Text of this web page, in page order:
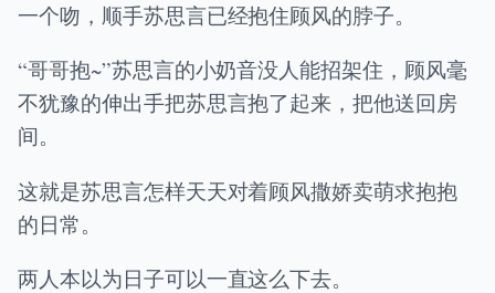
一个吻，顺手苏思言已经抱住顾风的脖子。
“哥哥抱~”苏思言的小奶音没人能招架住，顾风毫
不犹豫的伸出手把苏思言抱了起来，把他送回房
间。
这就是苏思言怎样天天对着顾风撒娇卖萌求抱抱
的日常。
两人本以为日子可以一直这么下去。